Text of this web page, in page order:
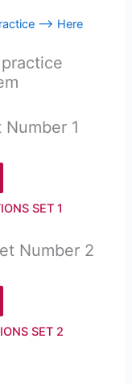
—> Here
1
SET 1
Number 2
SET 2